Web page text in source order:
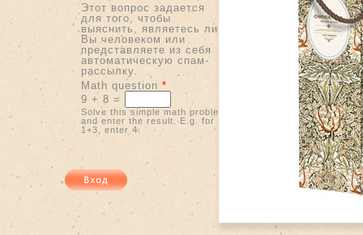
Этот вопрос задается
для того, чтобы
выяснить, являетесь ли
Вы человеком или
представляете из себя
автоматическую спам-
рассылку.
Math question *
9 + 8 =
Solve this simple math problem
and enter the result. E.g. for
1+3, enter 4.